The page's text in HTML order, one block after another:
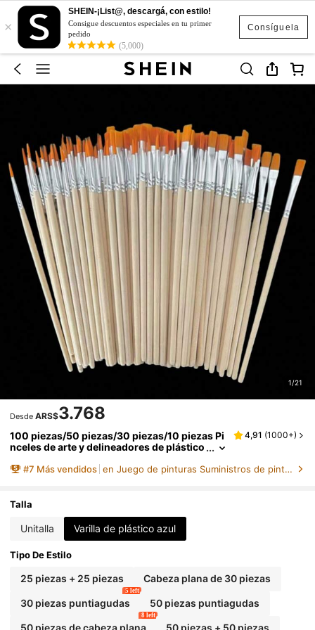
Consíguela
×
SHEIN-¡List@, descargá, con estilo!
Consigue descuentos especiales en tu primer
pedido
(5,000)
1/21
Desde ARS$3.768
100 piezas/50 piezas/30 piezas/10 piezas Pi
nceles de arte y delineadores de plástico
dibujar y perfilar, de vuelta a la escuela, útiles
4,91 (1000+)
#7 Más vendidos en Juego de pinturas Suministros de pintura y dibu
Talla
Unitalla Varilla de plástico azul
Tipo De Estilo
25 piezas + 25 piezas Cabeza plana de 30 piezas
30 piezas puntiagudas
5 left
50 piezas puntiagudas
8 left